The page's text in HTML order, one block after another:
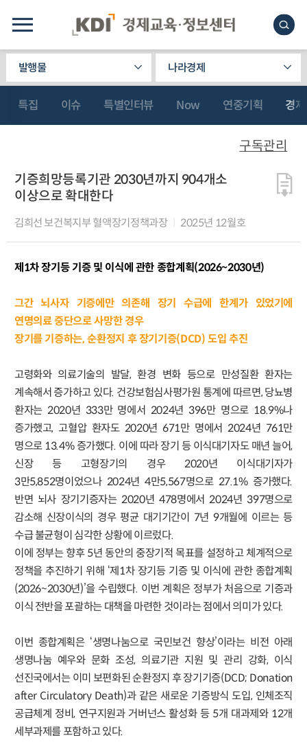
발행물 나라경제
특집 이슈 특별인터뷰 Now 연중기획 경
기증희망등록기관 2030년까지 904개소
이상으로 확대한다
김희선 보건복지부 혈액장기정책과장 2025년 12월호
제1차 장기등 기증 및 이식에 관한 종합계획(2026~2030년)
그간 뇌사자 기증에만 의존해 장기 수급에 한계가 있었기에
연명의료 중단으로 사망한 경우
장기를 기증하는, 순환정지 후 장기기증(DCD) 도입 추진
고령화와 의료기술의 발달, 환경 변화 등으로 만성질환 환자는
계속해서 증가하고 있다. 건강보험심사평가원 통계에 따르면, 당뇨병
환자는 2020년 333만 명에서 2024년 396만 명으로 18.9%나
증가했고, 고혈압 환자도 2020년 671만 명에서 2024년 761만
명으로 13.4% 증가했다. 이에 따라 장기 등 이식대기자도 매년 늘어,
신장 등 고형장기의 경우 2020년 이식대기자가
3만5,852명이었으나 2024년 4만5,567명으로 27.1% 증가했다.
반면 뇌사 장기기증자는 2020년 478명에서 2024년 397명으로
감소해 신장이식의 경우 평균 대기기간이 7년 9개월에 이르는 등
수급 불균형이 심각한 상황에 이르렀다.
이에 정부는 향후 5년 동안의 중장기적 목표를 설정하고 체계적으로
정책을 추진하기 위해 ‘제1차 장기등 기증 및 이식에 관한 종합계획
(2026~2030년)’을 수립했다. 이번 계획은 정부가 처음으로 기증과
이식 전반을 포괄하는 대책을 마련한 것이라는 점에서 의미가 있다.
이번 종합계획은 ‘생명나눔으로 국민보건 향상’이라는 비전 아래
생명나눔 예우와 문화 조성, 의료기관 지원 및 관리 강화, 이식
선진국에서는 이미 보편화된 순환정지 후 장기기증(DCD; Donation
after Circulatory Death)과 같은 새로운 기증방식 도입, 인체조직
공급체계 정비, 연구지원과 거버넌스 활성화 등 5개 대과제와 12개
세부과제를 포함하고 있다.
구독관리